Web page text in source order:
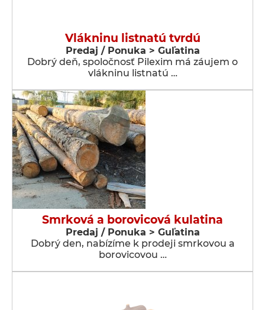
Vlákninu listnatú tvrdú
Predaj / Ponuka > Guľatina
Dobrý deň, spoločnosť Pilexim má záujem o
vlákninu listnatú …
Smrková a borovicová kulatina
Predaj / Ponuka > Guľatina
Dobrý den, nabízíme k prodeji smrkovou a
borovicovou …